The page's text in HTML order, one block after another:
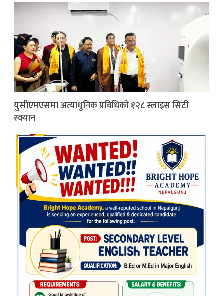
युसीएमएसमा अत्याधुनिक प्रविधिको १२८ स्लाइस सिटी
स्क्यान